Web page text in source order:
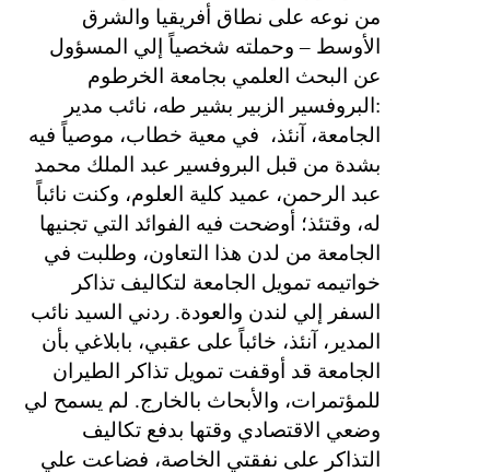
من نوعه على نطاق أفريقيا والشرق
الأوسط – وحملته شخصياً إلي المسؤول
عن البحث العلمي بجامعة الخرطوم
:البروفسير الزبير بشير طه، نائب مدير
الجامعة، آنئذ،
في معية خطاب، موصياً فيه
بشدة من قبل البروفسير عبد الملك محمد
عبد الرحمن، عميد كلية العلوم، وكنت نائباً
له، وقتئذ؛ أوضحت فيه الفوائد التي تجنيها
الجامعة من لدن هذا التعاون، وطلبت في
خواتيمه تمويل الجامعة لتكاليف تذاكر
السفر إلي لندن والعودة. ردني السيد نائب
المدير، آنئذ، خائباً على عقبي، بابلاغي بأن
الجامعة قد أوقفت تمويل تذاكر الطيران
للمؤتمرات، والأبحاث بالخارج. لم يسمح لي
وضعي الاقتصادي وقتها بدفع تكاليف
التذاكر على نفقتي الخاصة، فضاعت علي